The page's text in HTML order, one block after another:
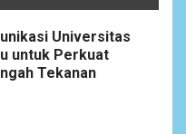
Universitas
untuk Perkuat
Tekanan